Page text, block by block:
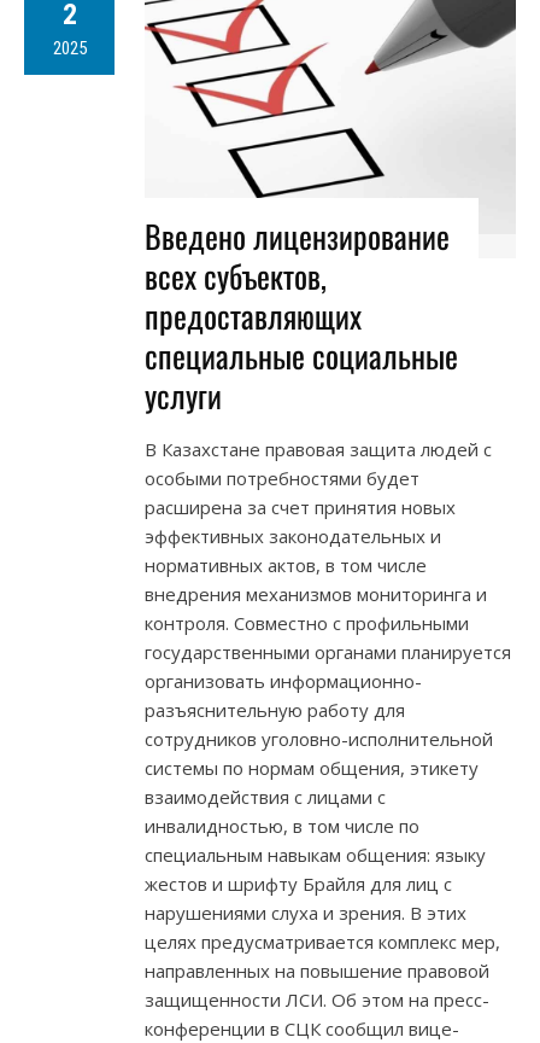
2
2025
Введено лицензирование
всех субъектов,
предоставляющих
специальные социальные
услуги
В Казахстане правовая защита людей с
особыми потребностями будет
расширена за счет принятия новых
эффективных законодательных и
нормативных актов, в том числе
внедрения механизмов мониторинга и
контроля. Совместно с профильными
государственными органами планируется
организовать информационно-
разъяснительную работу для
сотрудников уголовно-исполнительной
системы по нормам общения, этикету
взаимодействия с лицами с
инвалидностью, в том числе по
специальным навыкам общения: языку
жестов и шрифту Брайля для лиц с
нарушениями слуха и зрения. В этих
целях предусматривается комплекс мер,
направленных на повышение правовой
защищенности ЛСИ. Об этом на пресс-
конференции в СЦК сообщил вице-